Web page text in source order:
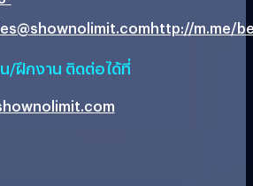
http://m.me/
/ฝึกงาน ติดต่อได้ที่